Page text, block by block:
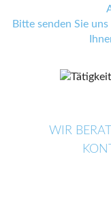
Bitte senden Sie
WIR